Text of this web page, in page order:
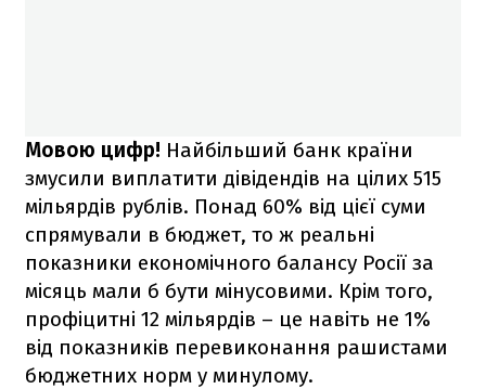
Мовою цифр! Найбільший банк країни
змусили виплатити дівідендів на цілих 515
мільярдів рублів. Понад 60% від цієї суми
спрямували в бюджет, то ж реальні
показники економічного балансу Росії за
місяць мали б бути мінусовими. Крім того,
профіцитні 12 мільярдів – це навіть не 1%
від показників перевиконання рашистами
бюджетних норм у минулому.